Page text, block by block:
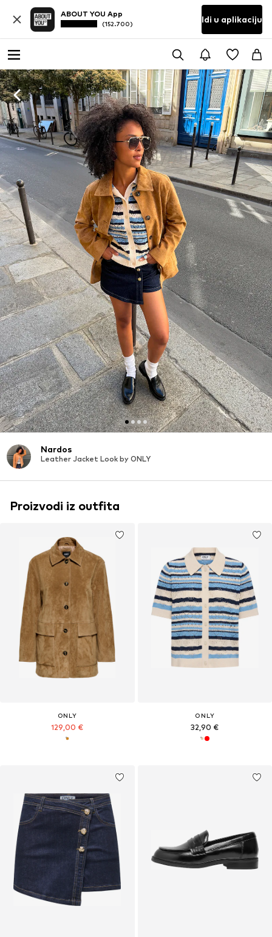
ABOUT YOU App
(152.700) Idi u aplikaciju
Nardos
Leather Jacket Look by ONLY
Proizvodi iz outfita
ONLY
129,00 €
ONLY
32,90 €